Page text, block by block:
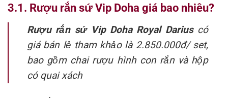
3.1. Rượu rắn sứ Vip Doha giá bao nhiêu?
Rượu rắn sứ Vip Doha Royal Darius có
giá bán lẻ tham khảo là 2.850.000đ/ set,
bao gồm chai rượu hình con rắn và hộp
có quai xách